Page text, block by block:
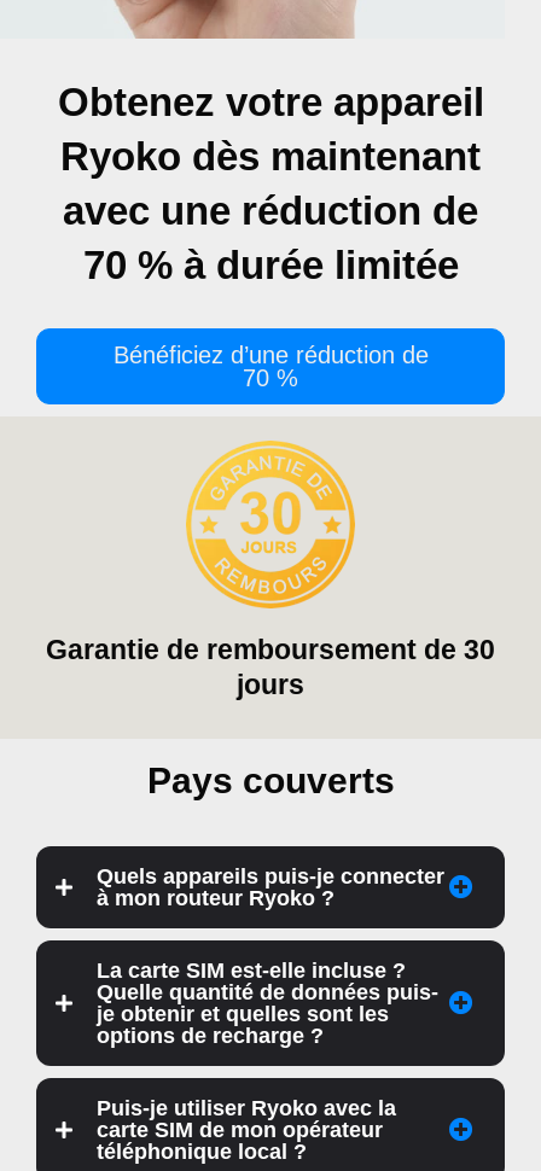
Obtenez votre appareil
Ryoko dès maintenant
avec une réduction de
70 % à durée limitée
Bénéficiez d’une réduction de
70 %
Garantie de remboursement de 30
jours
Pays couverts
Quels appareils puis-je connecter
à mon routeur Ryoko ?
La carte SIM est-elle incluse ?
Quelle quantité de données puis-
je obtenir et quelles sont les
options de recharge ?
Puis-je utiliser Ryoko avec la
carte SIM de mon opérateur
téléphonique local ?